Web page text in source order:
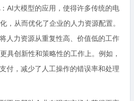
：AI大模型的应用，使得许多传统的电
，从而优化了企业的人力资源配置。
人力资源从重复性高、价值低的工作
具创新性和策略性的工作上。例如，
付，减少了人工操作的错误率和处理